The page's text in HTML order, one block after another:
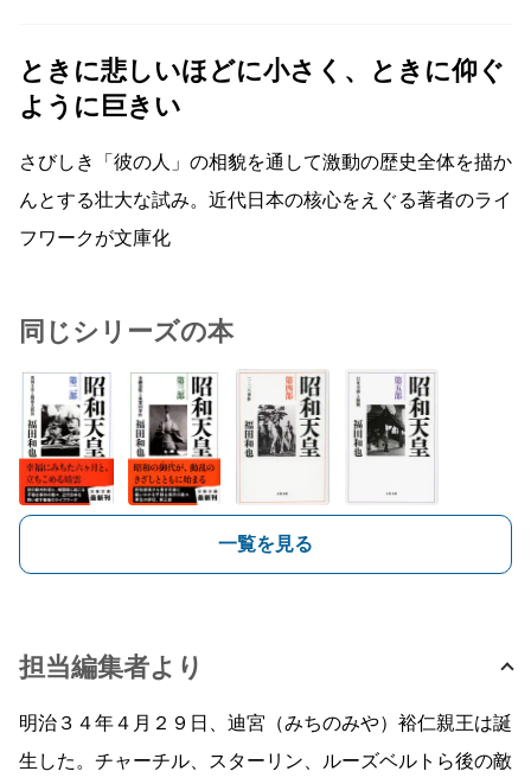
ときに悲しいほどに小さく、ときに仰ぐ
ように巨きい
さびしき「彼の人」の相貌を通して激動の歴史全体を描か
んとする壮大な試み。近代日本の核心をえぐる著者のライ
フワークが文庫化
同じシリーズの本
一覧を見る
担当編集者より
明治３４年４月２９日、迪宮（みちのみや）裕仁親王は誕
生した。チャーチル、スターリン、ルーズベルトら後の敵